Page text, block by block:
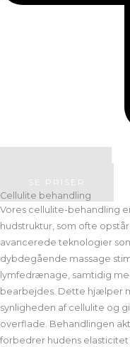
SE PRISER
Cellulite behandling
Vores cellulite-behandling
hudstruktur, som ofte
avancerede teknologier
dybdegående massage
lymfedrænage, samtidig
bearbejdes. Dette hjælper
synligheden af cellulite og
overflade. Behandlingen
forbedrer hudens elasticitet